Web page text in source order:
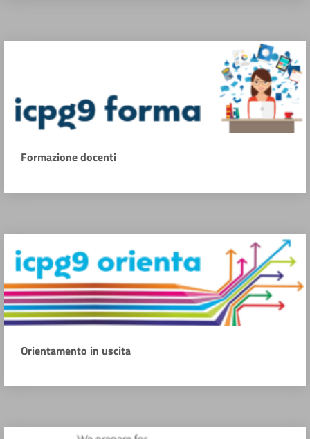
Formazione docenti
Orientamento in uscita